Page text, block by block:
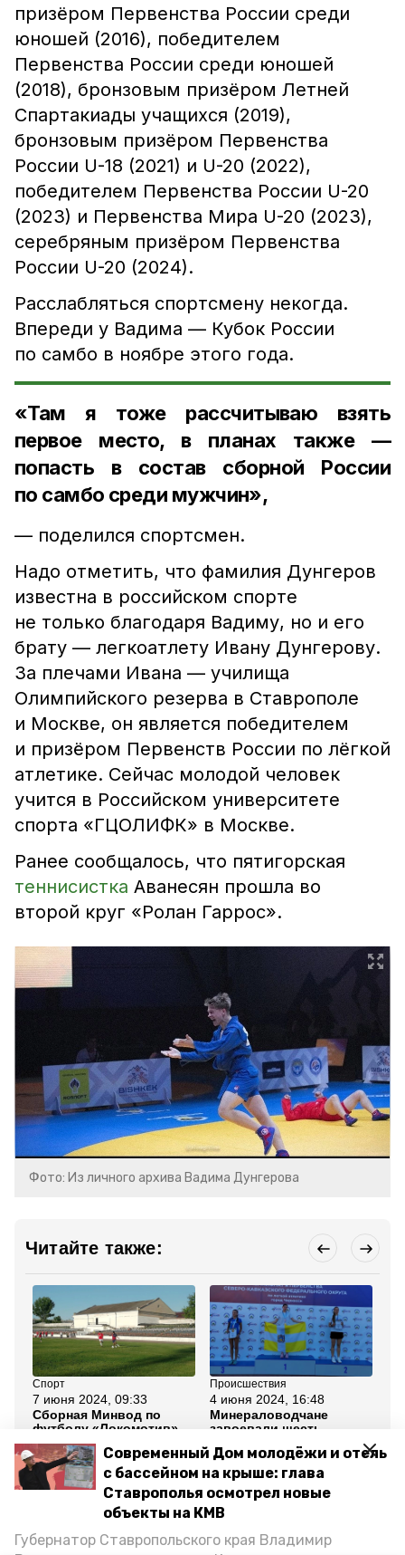
Современный Дом молодёжи и отель
с бассейном на крыше: глава
Ставрополья осмотрел новые
объекты на КМВ
Губернатор Ставропольского края Владимир
призёром Первенства России среди
юношей (2016), победителем
Первенства России среди юношей
(2018), бронзовым призёром Летней
Спартакиады учащихся (2019),
бронзовым призёром Первенства
России U-18 (2021) и U-20 (2022),
победителем Первенства России U-20
(2023) и Первенства Мира U-20 (2023),
серебряным призёром Первенства
России U-20 (2024).
Расслабляться спортсмену некогда.
Впереди у Вадима — Кубок России
по самбо в ноябре этого года.
«Там я тоже рассчитываю взять
первое место, в планах также —
попасть в состав сборной России
по самбо среди мужчин»,
— поделился спортсмен.
Надо отметить, что фамилия Дунгеров
известна в российском спорте
не только благодаря Вадиму, но и его
брату — легкоатлету Ивану Дунгерову.
За плечами Ивана — училища
Олимпийского резерва в Ставрополе
и Москве, он является победителем
и призёром Первенств России по лёгкой
атлетике. Сейчас молодой человек
учится в Российском университете
спорта «ГЦОЛИФК» в Москве.
Ранее сообщалось, что пятигорская
теннисистка Аванесян прошла во
второй круг «Ролан Гаррос».
Фото: Из личного архива Вадима Дунгерова
Читайте также:
Спорт
7 июня 2024, 09:33
Сборная Минвод по
футболу «Локомотив»
победила «Феникс» из
Георгиевского округа
Происшествия
4 июня 2024, 16:48
Минераловодчане
завоевали шесть
соревнованиях СКФО по
лёгкой атлетике
Все новости